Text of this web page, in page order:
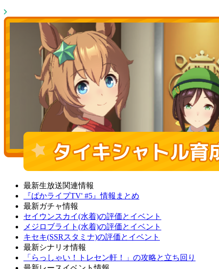
最新生放送関連情報
『ぱかライブTV' #5』情報まとめ
最新ガチャ情報
セイウンスカイ(水着)の評価とイベント
メジロブライト(水着)の評価とイベント
キセキ(SSRスタミナ)の評価とイベント
最新シナリオ情報
「らっしゃい！トレセン軒！」の攻略と立ち回り